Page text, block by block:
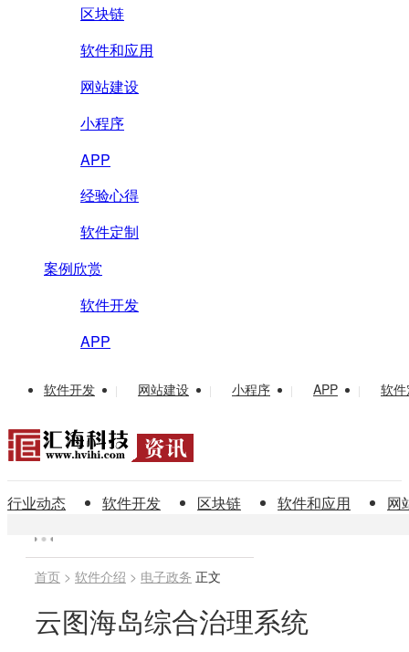
区块链
软件和应用
网站建设
小程序
APP
经验心得
软件定制
案例欣赏
软件开发
APP
软件开发 | 网站建设 | 小程序 | APP | 软
行业动态 软件开发 区块链 软件和应用 网
首页 > 软件介绍 > 电子政务 正文
云图海岛综合治理系统